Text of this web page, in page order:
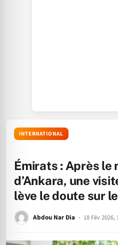
INTERNATIONAL
Émirats : Après le
d’Ankara, une
lève le doute sur
Abdou Nar Dia 18 Fév 2026,